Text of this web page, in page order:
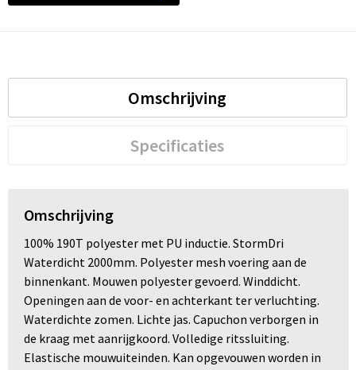
Omschrijving
Specificaties
Omschrijving
100% 190T polyester met PU inductie. StormDri
Waterdicht 2000mm. Polyester mesh voering aan de
binnenkant. Mouwen polyester gevoerd. Winddicht.
Openingen aan de voor- en achterkant ter verluchting.
Waterdichte zomen. Lichte jas. Capuchon verborgen in
de kraag met aanrijgkoord. Volledige ritssluiting.
Elastische mouwuiteinden. Kan opgevouwen worden in